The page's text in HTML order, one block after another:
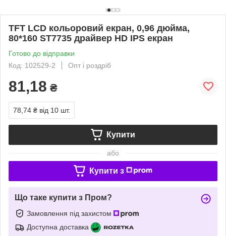
TFT LCD кольоровий екран, 0,96 дюйма,
80*160 ST7735 драйвер HD IPS екран
Готово до відправки
Код: 102529-2
Опт і роздріб
81,18 ₴
78,74 ₴ від 10 шт.
Купити
або
Купити з
Що таке купити з Пром?
Замовлення під захистом
Доступна доставка